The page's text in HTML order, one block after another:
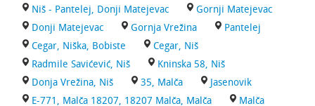
Niš - Pantelej, Donji Matejevac
Gornji Matejevac
Donji Matejevac
Gornja Vrežina
Pantelej
Cegar, Niška, Bobiste
Cegar, Niš
Radmile Savićević, Niš
Kninska 58, Niš
Donja Vrežina, Niš
35, Malča
Jasenovik
E-771, Malča 18207, 18207 Malča, Malča
Malča